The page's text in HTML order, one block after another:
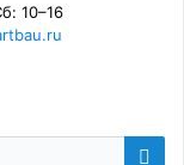
10–16